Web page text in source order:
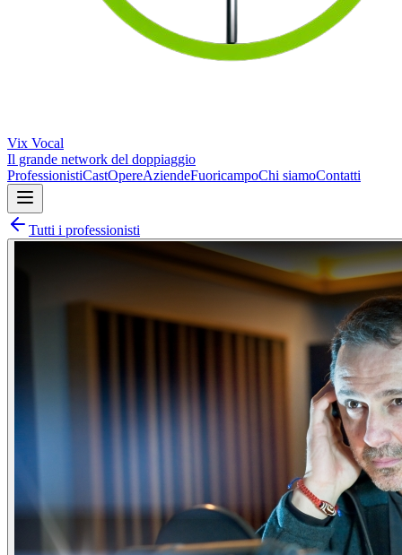
Vix Vocal
Il grande network del doppiaggio
ProfessionistiCastOpereAziendeFuoricampoChi siamoContatti
Tutti i professionisti